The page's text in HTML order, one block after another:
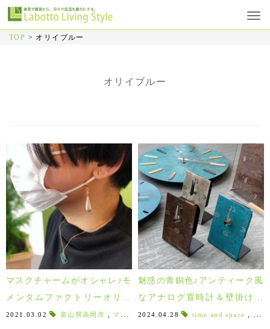
TOP > オリイブルー
オリイブルー
マスクチャームがオシャレ♪モ
メンタムファクトリーオリイ
の真鍮アクセサリー！
2021.03.02 富山県高岡市 マスクチャーム , 大人の嗜み, コロナ渦
魅惑の青銅色♪アンティーク風
なアナログ置時計＆壁掛け時
計！モメンタムファクトリー
2024.04.28 time and space